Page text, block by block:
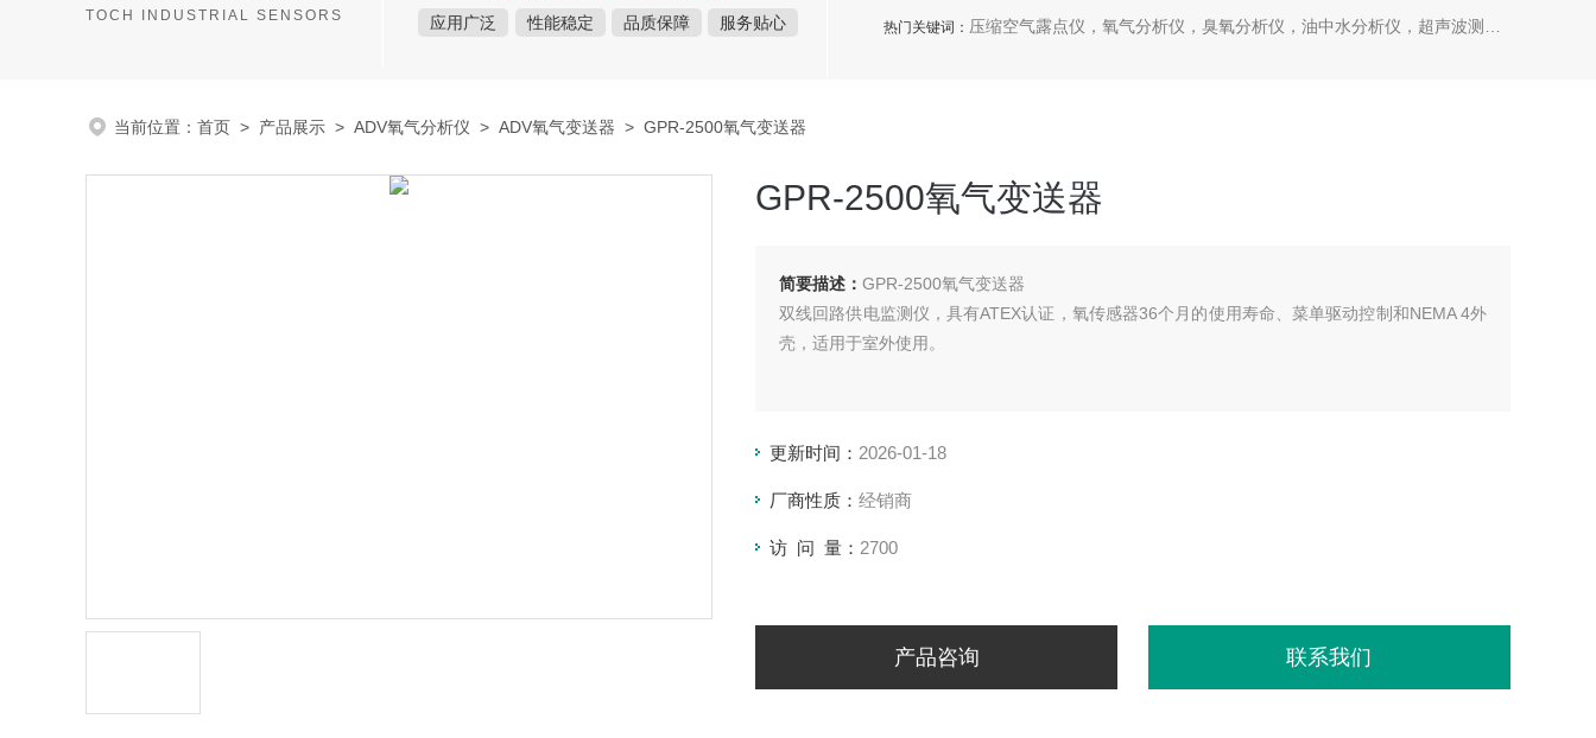
TOCH INDUSTRIAL SENSORS 应用广泛 性能稳定 品质保障 服务贴心 热门关键词： 压缩空气露点仪，氧气分析仪，臭氧分析仪，油中水分析仪，超声波测漏仪。
当前位置： 首页 > 产品展示 > ADV氧气分析仪 > ADV氧气变送器 > GPR-2500氧气变送器
GPR-2500氧气变送器
简要描述： GPR-2500氧气变送器
双线回路供电监测仪，具有ATEX认证，氧传感器36个月的使用寿命、菜单驱动控制和NEMA 4外
壳，适用于室外使用。
更新时间： 2026-01-18
厂商性质： 经销商
访 问 量： 2700
产品咨询 联系我们